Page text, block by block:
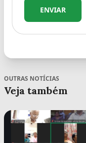
ENVIAR
OUTRAS NOTÍCIAS
Veja também